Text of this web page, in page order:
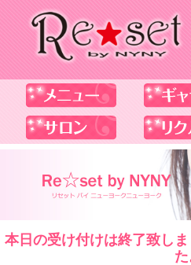
本日の受け付けは終了致し
た